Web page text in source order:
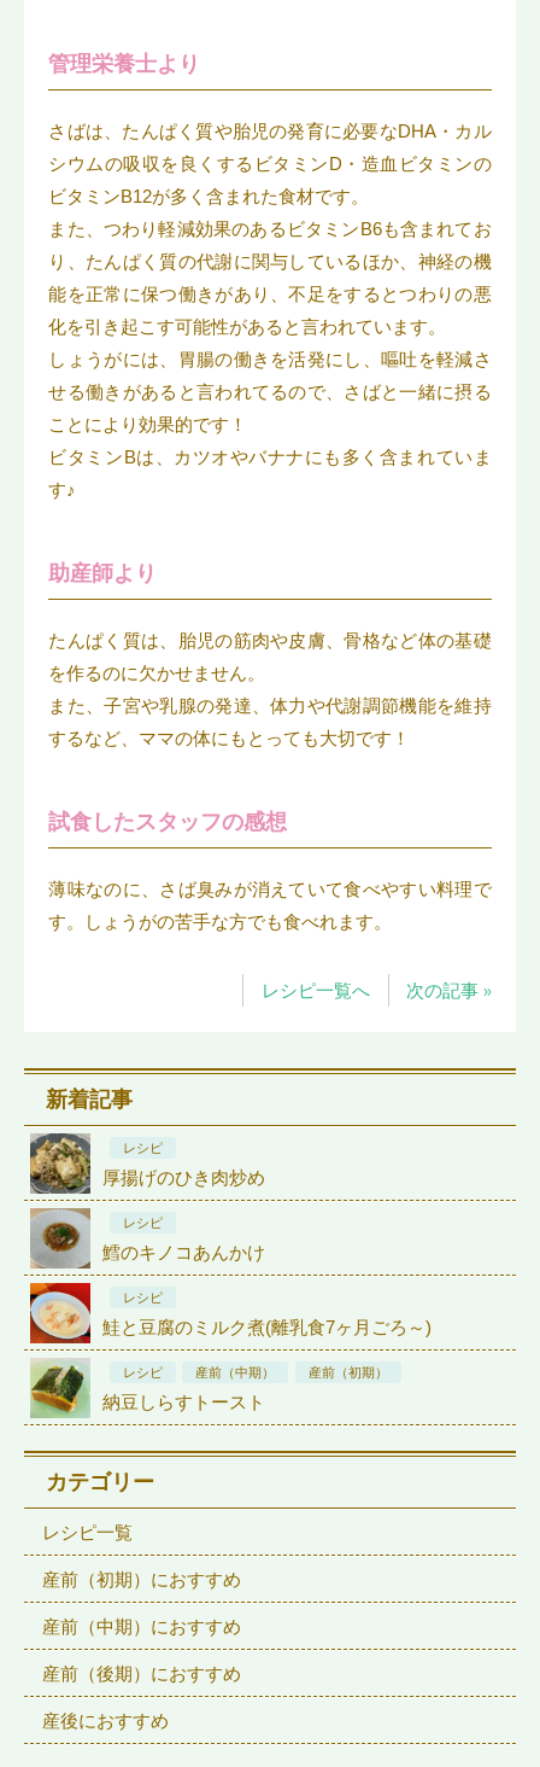
管理栄養士より
さばは、たんぱく質や胎児の発育に必要なDHA・カル
シウムの吸収を良くするビタミンD・造血ビタミンの
ビタミンB12が多く含まれた食材です。
また、つわり軽減効果のあるビタミンB6も含まれてお
り、たんぱく質の代謝に関与しているほか、神経の機
能を正常に保つ働きがあり、不足をするとつわりの悪
化を引き起こす可能性があると言われています。
しょうがには、胃腸の働きを活発にし、嘔吐を軽減さ
せる働きがあると言われてるので、さばと一緒に摂る
ことにより効果的です！
ビタミンBは、カツオやバナナにも多く含まれていま
す♪
助産師より
たんぱく質は、胎児の筋肉や皮膚、骨格など体の基礎
を作るのに欠かせません。
また、子宮や乳腺の発達、体力や代謝調節機能を維持
するなど、ママの体にもとっても大切です！
試食したスタッフの感想
薄味なのに、さば臭みが消えていて食べやすい料理で
す。しょうがの苦手な方でも食べれます。
レシピ一覧へ 次の記事 »
新着記事
レシピ
厚揚げのひき肉炒め
レシピ
鱈のキノコあんかけ
レシピ
鮭と豆腐のミルク煮(離乳食7ヶ月ごろ～)
レシピ 産前（中期） 産前（初期）
納豆しらすトースト
カテゴリー
レシピ一覧
産前（初期）におすすめ
産前（中期）におすすめ
産前（後期）におすすめ
産後におすすめ